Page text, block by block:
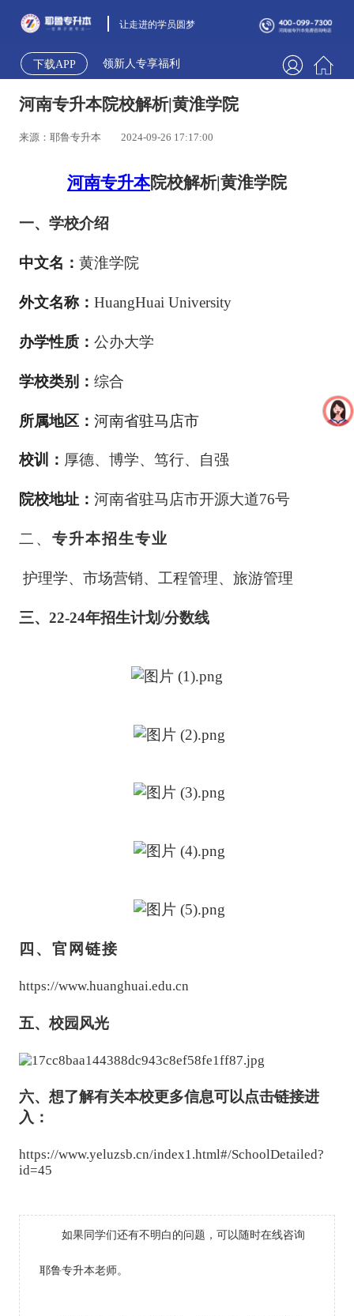
让走进的学员圆梦
下载APP 领新人专享福利
河南专升本院校解析|黄淮学院
来源：耶鲁专升本 2024-09-26 17:17:00
河南专升本院校解析|黄淮学院
一、学校介绍
中文名： 黄淮学院
外文名称： HuangHuai University
办学性质： 公办大学
学校类别： 综合
所属地区： 河南省驻马店市
校训： 厚德、博学、笃行、自强
院校地址： 河南省驻马店市开源大道76号
二、 专升本招生专业
护理学、市场营销、工程管理、旅游管理
三、 22-24年招生计划/分数线
四、官网链接
https://www.huanghuai.edu.cn
五、校园风光
六、 想了解有关本校更多信息可以点击链接进
入：
https://www.yeluzsb.cn/index1.html#/SchoolDetailed?
id=45
如果同学们还有不明白的问题，可以随时在线咨询
耶鲁专升本老师。